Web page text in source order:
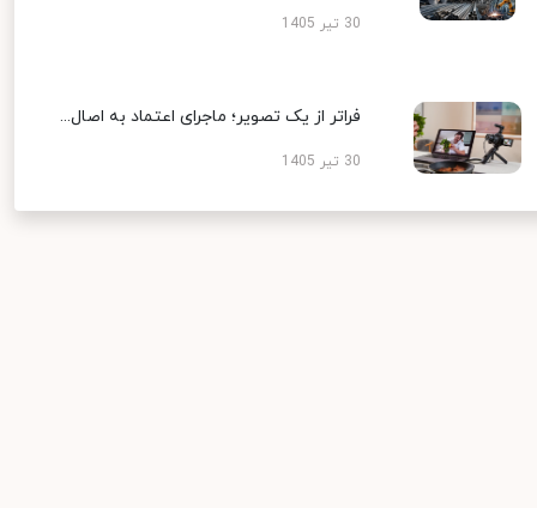
30 تیر 1405
فراتر از یک تصویر؛ ماجرای اعتماد به اصال...
30 تیر 1405